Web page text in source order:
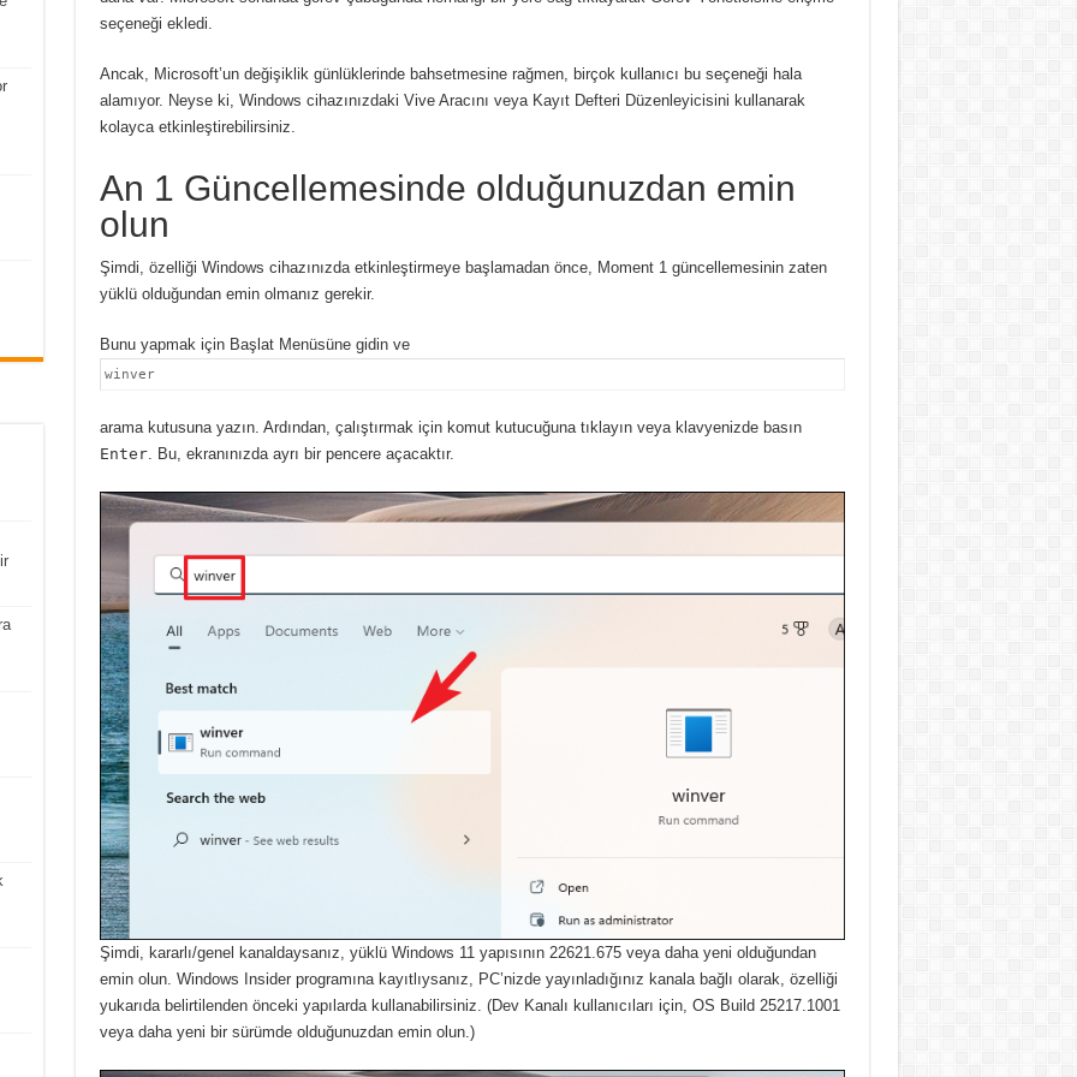
seçeneği ekledi.
Ancak, Microsoft’un değişiklik günlüklerinde bahsetmesine rağmen, birçok kullanıcı bu seçeneği hala
alamıyor. Neyse ki, Windows cihazınızdaki Vive Aracını veya Kayıt Defteri Düzenleyicisini kullanarak
kolayca etkinleştirebilirsiniz.
An 1 Güncellemesinde olduğunuzdan emin
olun
Şimdi, özelliği Windows cihazınızda etkinleştirmeye başlamadan önce, Moment 1 güncellemesinin zaten
yüklü olduğundan emin olmanız gerekir.
Bunu yapmak için Başlat Menüsüne gidin ve
winver
arama kutusuna yazın. Ardından, çalıştırmak için komut kutucuğuna tıklayın veya klavyenizde basın
Enter. Bu, ekranınızda ayrı bir pencere açacaktır.
Şimdi, kararlı/genel kanaldaysanız, yüklü Windows 11 yapısının 22621.675 veya daha yeni olduğundan
emin olun. Windows Insider programına kayıtlıysanız, PC’nizde yayınladığınız kanala bağlı olarak, özelliği
yukarıda belirtilenden önceki yapılarda kullanabilirsiniz. (Dev Kanalı kullanıcıları için, OS Build 25217.1001
veya daha yeni bir sürümde olduğunuzdan emin olun.)